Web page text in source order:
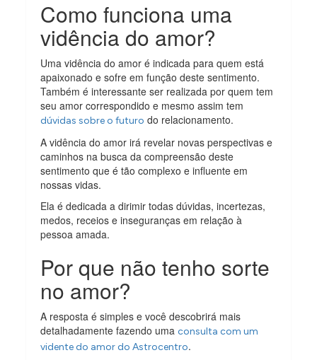
Como funciona uma
vidência do amor?
Uma vidência do amor é indicada para quem está
apaixonado e sofre em função deste sentimento.
Também é interessante ser realizada por quem tem
seu amor correspondido e mesmo assim tem
dúvidas sobre o futuro do relacionamento.
A vidência do amor irá revelar novas perspectivas e
caminhos na busca da compreensão deste
sentimento que é tão complexo e influente em
nossas vidas.
Ela é dedicada a dirimir todas dúvidas, incertezas,
medos, receios e inseguranças em relação à
pessoa amada.
Por que não tenho sorte
no amor?
A resposta é simples e você descobrirá mais
detalhadamente fazendo umaconsulta com um
vidente do amor do Astrocentro.